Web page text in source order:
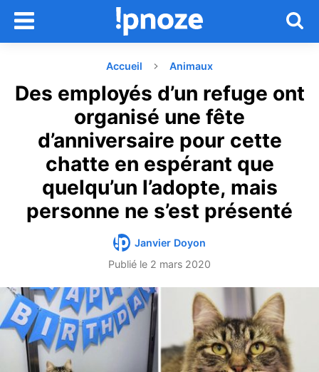
Accueil Animaux
Des employés d’un refuge ont
organisé une fête
d’anniversaire pour cette
chatte en espérant que
quelqu’un l’adopte, mais
personne ne s’est présenté
Janvier Doyon
Publié le 2 mars 2020